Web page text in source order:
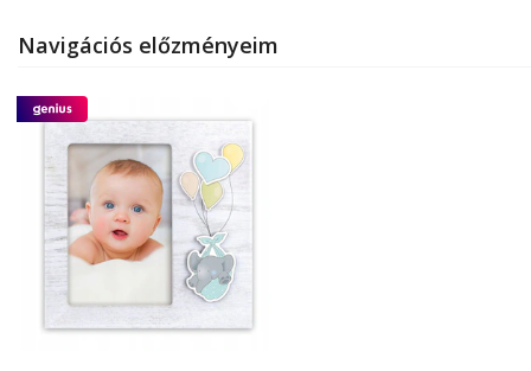
Navigációs előzményeim